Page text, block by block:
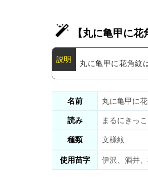
【丸に亀甲に
丸に亀甲に花角紋
名前
丸に亀甲に
読み
まるにきっ
種類
文様紋
使用苗字
伊沢、酒井